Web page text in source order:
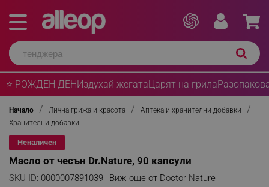
⭐ РОЖДЕН ДЕНИздухай жегатаЦарят на грила
Начало Лична грижа и красота
Аптека и хранителни добавки
Хранителни добавки
Неналичен
Масло от чесън Dr.Nature, 90 капсули
SKU ID: 0000007891039 Виж още от Doctor Nature